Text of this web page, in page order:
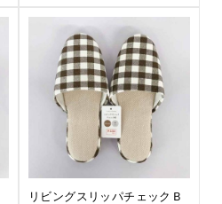
リビングスリッパチェックＢ